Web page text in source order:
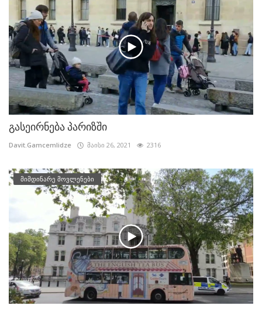
გასეირნება პარიზში
Davit.Gamcemlidze მაისი 26, 2021 2316
მიმდინარე მოვლენები